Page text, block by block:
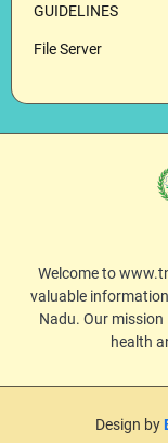
GUIDELINES
File Server
Welcome to
valuable
Nadu. Our mission
health
Design by